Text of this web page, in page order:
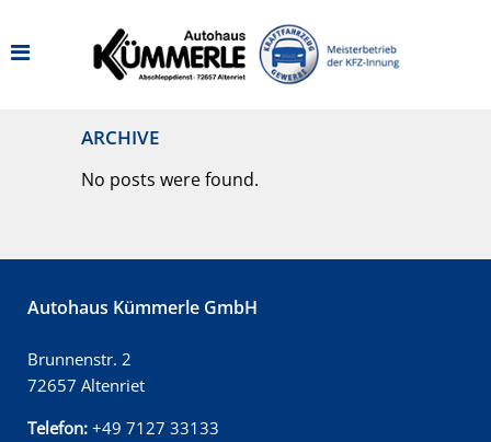
ARCHIVE
No posts were found.
Autohaus Kümmerle GmbH
Brunnenstr. 2
72657 Altenriet
Telefon: +49 7127 33133